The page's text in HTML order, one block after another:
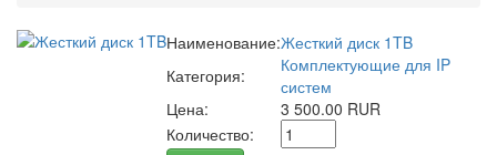
Наименование:Жесткий диск 1TB
Категория:
Комплектующие для IP
систем
Цена:
3 500.00 RUR
Количество: